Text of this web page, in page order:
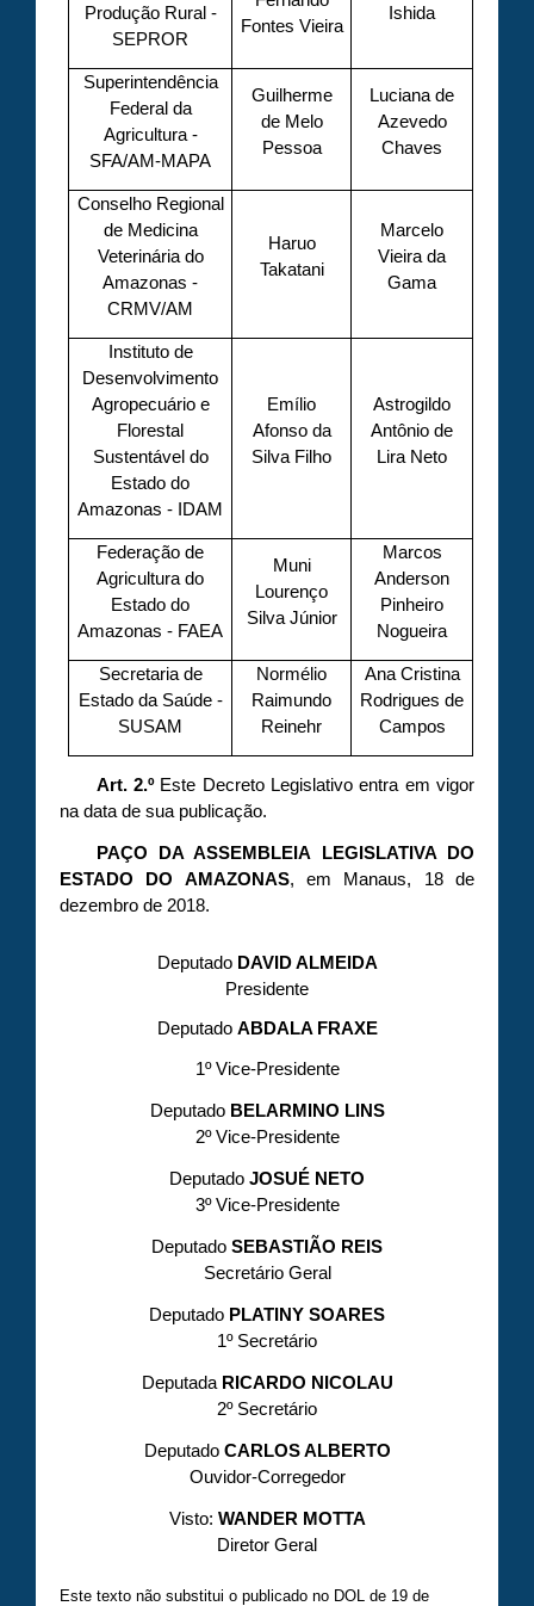
Produção Rural -
SEPROR
Fontes Vieira
Ishida
Superintendência
Federal da
Agricultura -
SFA/AM-MAPA
Guilherme
de Melo
Pessoa
Luciana de
Azevedo
Chaves
Conselho Regional
de Medicina
Veterinária do
Amazonas -
CRMV/AM
Haruo
Takatani
Marcelo
Vieira da
Gama
Instituto de
Desenvolvimento
Agropecuário e
Florestal
Sustentável do
Estado do
Amazonas - IDAM
Emílio
Afonso da
Silva Filho
Astrogildo
Antônio de
Lira Neto
Federação de
Agricultura do
Estado do
Amazonas - FAEA
Muni
Lourenço
Silva Júnior
Marcos
Anderson
Pinheiro
Nogueira
Secretaria de
Estado da Saúde -
SUSAM
Normélio
Raimundo
Reinehr
Ana Cristina
Rodrigues de
Campos
Art. 2.ºEste Decreto Legislativo entra em vigor
na data de sua publicação.
PAÇO DA ASSEMBLEIA LEGISLATIVA DO
ESTADO DO AMAZONAS, em Manaus, 18 de
dezembro de 2018.
Deputado DAVID ALMEIDA
Presidente
Deputado ABDALA FRAXE
1º Vice-Presidente
DeputadoBELARMINO LINS
2º Vice-Presidente
Deputado JOSUÉ NETO
3º Vice-Presidente
Deputado SEBASTIÃO REIS
Secretário Geral
Deputado PLATINY SOARES
1º Secretário
DeputadaRICARDO NICOLAU
2º Secretário
DeputadoCARLOS ALBERTO
Ouvidor-Corregedor
Visto: WANDER MOTTA
Diretor Geral
Este texto não substitui o publicado no DOL de 19 de